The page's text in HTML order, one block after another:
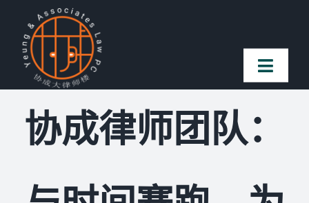
content
Toggle
首页
协成律师团队：